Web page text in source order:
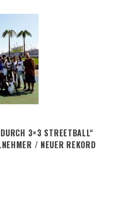
3×3 STREETBALL“
/ NEUER REKORD